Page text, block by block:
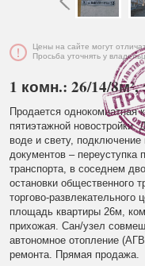
Цены на сайте могут
Просьба уточнять у
1 комн.: 26/14/8м²,
Продается однокомнатная
пятиэтажной
воде и свету, подключение
документов – переуступка
транспорта, в соседнем
остановки общественного
торгово-
площадь квартиры 26м,
прихожая. Сан/узел
автономное отопление
ремонта. Прямая продажа.